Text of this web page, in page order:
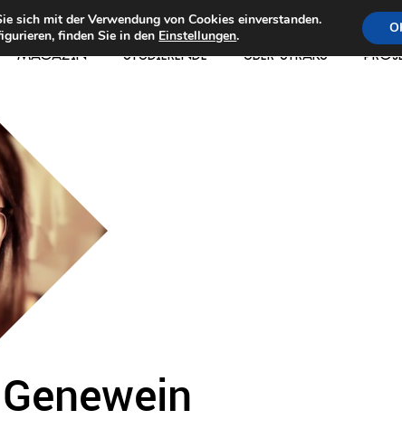
MAGAZIN STUDIERENDE ÜBER STRAKS
sich mit der Verwendung von Cookies einverstanden.
finden Sie in den Einstellungen.